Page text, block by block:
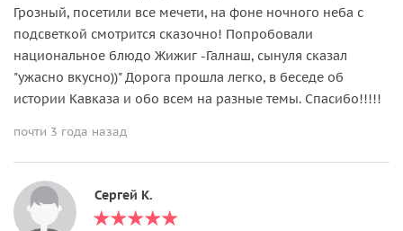
Грозный, посетили все мечети, на фоне ночного неба с
подсветкой смотрится сказочно! Попробовали
национальное блюдо Жижиг -Галнаш, сынуля сказал
"ужасно вкусно))" Дорога прошла легко, в беседе об
истории Кавказа и обо всем на разные темы. Спасибо!!!!!
почти 3 года назад
Сергей К.